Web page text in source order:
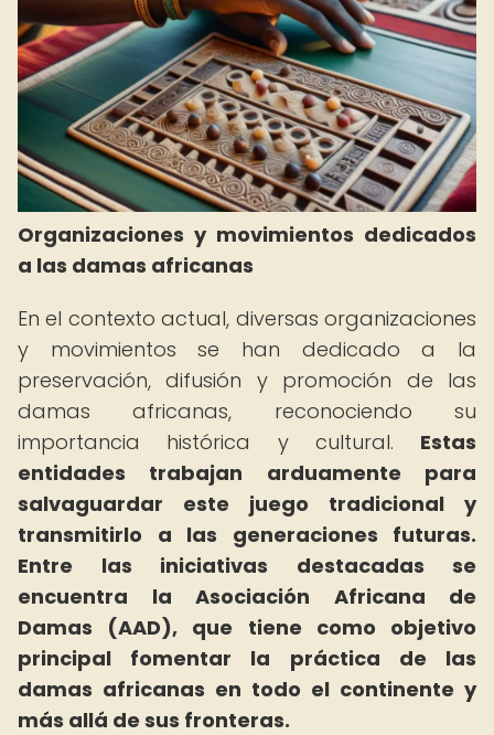
Organizaciones y movimientos dedicados
a las damas africanas
En el contexto actual, diversas organizaciones
y movimientos se han dedicado a la
preservación, difusión y promoción de las
damas africanas, reconociendo su
importancia histórica y cultural. Estas
entidades trabajan arduamente para
salvaguardar este juego tradicional y
transmitirlo a las generaciones futuras.
Entre las iniciativas destacadas se
encuentra la Asociación Africana de
Damas (AAD), que tiene como objetivo
principal fomentar la práctica de las
damas africanas en todo el continente y
más allá de sus fronteras.